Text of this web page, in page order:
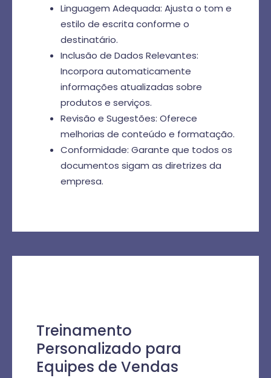
Linguagem Adequada: Ajusta o tom e
estilo de escrita conforme o
destinatário.
Inclusão de Dados Relevantes:
Incorpora automaticamente
informações atualizadas sobre
produtos e serviços.
Revisão e Sugestões: Oferece
melhorias de conteúdo e formatação.
Conformidade: Garante que todos os
documentos sigam as diretrizes da
empresa.
Treinamento
Personalizado para
Equipes de Vendas